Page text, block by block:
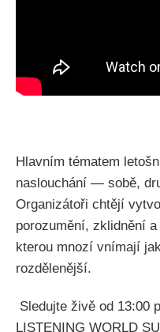
Hlavním tématem
naslouchání — sobě,
Organizátoři chtějí
porozumění, zklidnění
kterou mnozí vnímají
rozdělenější.
Sledujte živě od 13:00
LISTENING WORLD